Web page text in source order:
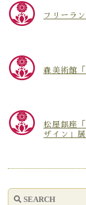
フリーラ
森美術館
松屋銀座
ザイン」展